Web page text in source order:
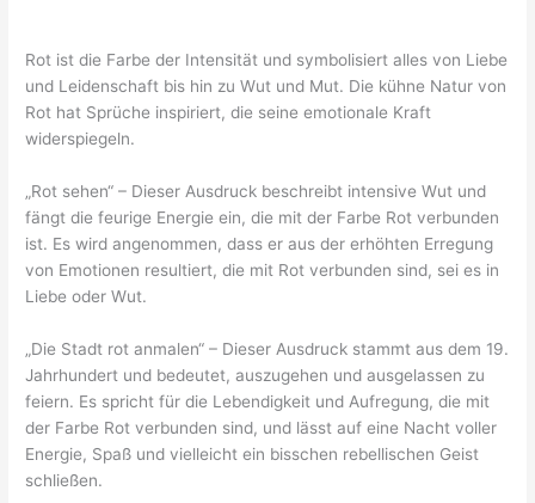
Rot ist die Farbe der Intensität und symbolisiert alles von Liebe
und Leidenschaft bis hin zu Wut und Mut. Die kühne Natur von
Rot hat Sprüche inspiriert, die seine emotionale Kraft
widerspiegeln.
„Rot sehen“ – Dieser Ausdruck beschreibt intensive Wut und
fängt die feurige Energie ein, die mit der Farbe Rot verbunden
ist. Es wird angenommen, dass er aus der erhöhten Erregung
von Emotionen resultiert, die mit Rot verbunden sind, sei es in
Liebe oder Wut.
„Die Stadt rot anmalen“ – Dieser Ausdruck stammt aus dem 19.
Jahrhundert und bedeutet, auszugehen und ausgelassen zu
feiern. Es spricht für die Lebendigkeit und Aufregung, die mit
der Farbe Rot verbunden sind, und lässt auf eine Nacht voller
Energie, Spaß und vielleicht ein bisschen rebellischen Geist
schließen.